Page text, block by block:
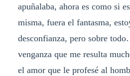
apuñalaba, ahora es como si
misma, fuera el fantasma,
desconfianza, pero sobre
venganza que me resulta
el amor que le profesé al